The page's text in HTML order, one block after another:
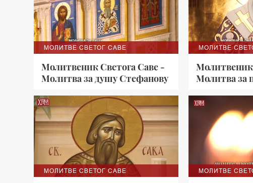
МОЛИТВЕ СВЕТОГ САВЕ
Молитвеник Светога Саве -
Moлитва за душу Стефанову
МОЛИТВЕ
Молитвеник
Молитва за
МОЛИТВЕ СВЕТОГ САВЕ МОЛИТВЕ